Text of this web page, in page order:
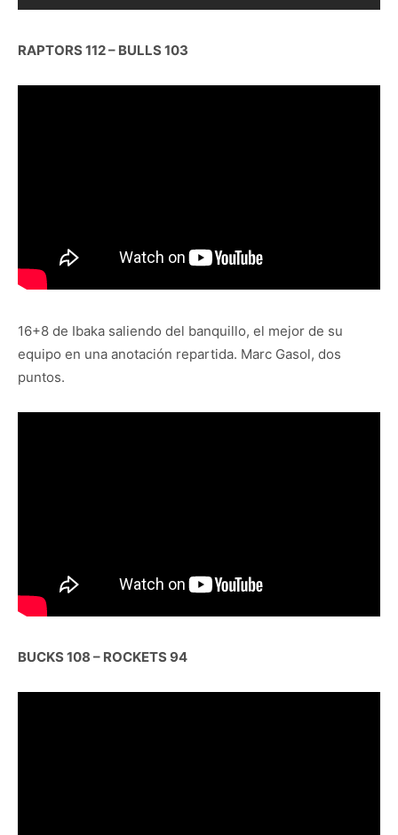
RAPTORS 112 – BULLS 103
16+8 de Ibaka saliendo del banquillo, el mejor de su
equipo en una anotación repartida. Marc Gasol, dos
puntos.
BUCKS 108 – ROCKETS 94